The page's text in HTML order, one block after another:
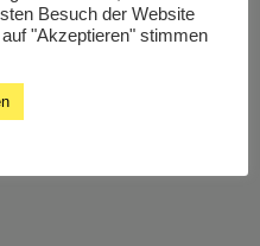
Besuch der Website
"Akzeptieren" stimmen